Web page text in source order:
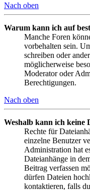
Nach oben
Warum kann ich auf
Manche Foren
vorbehalten sein.
schreiben oder
möglicherweise
Moderator oder
Berechtigungen.
Nach oben
Weshalb kann ich keine
Rechte für
einzelne Benutzer
Administration hat
Dateianhänge in
Beitrag verfassen
dürfen Dateien
kontaktieren, falls